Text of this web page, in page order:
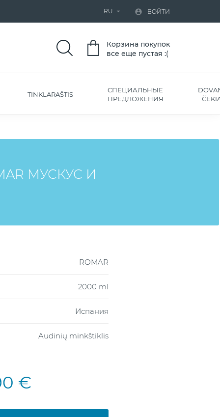
RU   ВОЙТИ
Корзина покупок
все еще пустая :(
TINKLARAŠTIS
СПЕЦИАЛЬНЫЕ
ПРЕДЛОЖЕНИЯ
МУСКУС И
ROMAR
2000 ml
Испания
Audinių minkštiklis
€